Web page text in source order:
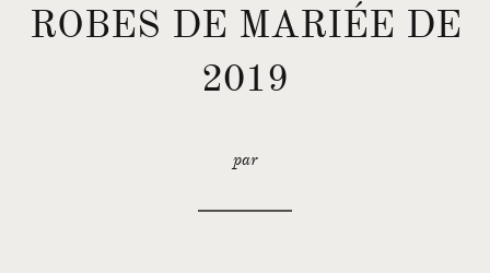
ROBES DE MARIÉE DE
2019
par